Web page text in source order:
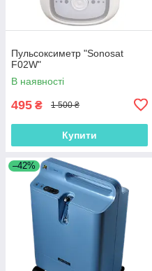
Пульсоксиметр "Sonosat
F02W"
В наявності
495 ₴ 1 500 ₴
Купити
–42%